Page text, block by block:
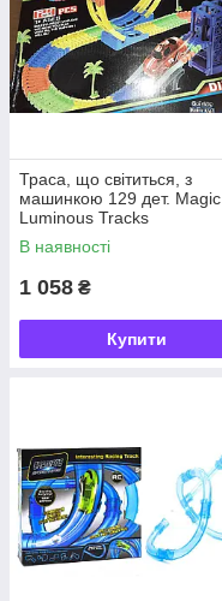
Траса, що світиться, з
машинкою 129 дет. Magic
Luminous Tracks
В наявності
1 058 ₴
Купити